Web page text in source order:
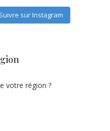
Suivre sur Instagram
votre région ?